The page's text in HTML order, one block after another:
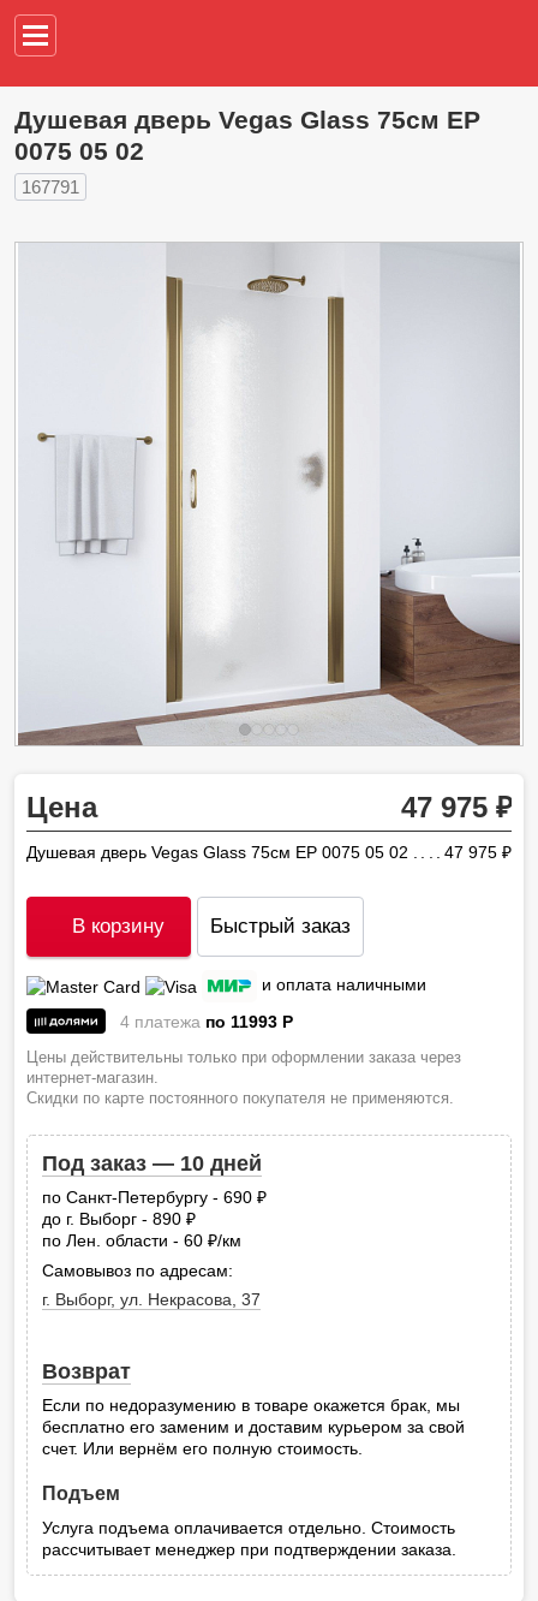
Душевая дверь Vegas Glass 75см EP
0075 05 02
167791
Цена 47 975
Душевая дверь Vegas Glass 75см EP 0075 05 02 47 975
В корзину Быстрый заказ
и оплата наличными
4 платежа по 11993 P
Цены действительны только при оформлении заказа через
интернет-магазин.
Скидки по карте постоянного покупателя не применяются.
Под заказ — 10 дней
по Санкт-Петербургу - 690
до г. Выборг - 890
по Лен. области - 60
руб.
/км
Самовывоз по адресам:
г. Выборг, ул. Некрасова, 37
Возврат
Если по недоразумению в товаре окажется брак, мы
бесплатно его заменим и доставим курьером за свой
счет. Или вернём его полную стоимость.
Подъем
Услуга подъема оплачивается отдельно. Стоимость
рассчитывает менеджер при подтверждении заказа.